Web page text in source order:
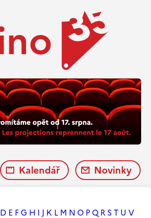
Kalendář Novinky
D E FG H I J K L M N O PQ R ST U V